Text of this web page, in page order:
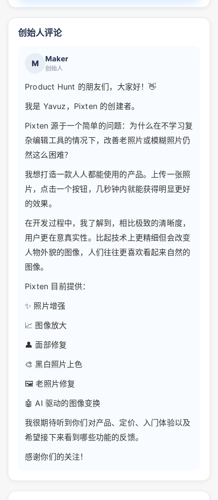
创始人评论
M Maker
创始人
Product Hunt 的朋友们，大家好！👋
我是 Yavuz，Pixten 的创建者。
Pixten 源于一个简单的问题：为什么在不学习复
杂编辑工具的情况下，改善老照片或模糊照片仍
然这么困难？
我想打造一款人人都能使用的产品。上传一张照
片，点击一个按钮，几秒钟内就能获得明显更好
的效果。
在开发过程中，我了解到，相比极致的清晰度，
用户更在意真实性。比起技术上更精细但会改变
人物外貌的图像，人们往往更喜欢看起来自然的
图像。
Pixten 目前提供：
✨ 照片增强
📈 图像放大
👤 面部修复
🎨 黑白照片上色
🖼️ 老照片修复
🤖 AI 驱动的图像变换
我很期待听到你们对产品、定价、入门体验以及
希望接下来看到哪些功能的反馈。
感谢你们的关注！